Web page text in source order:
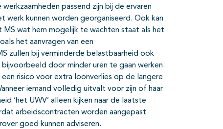
passend zijn bij de ervaren
werk kunnen worden georganiseerd. Ook kan
wat hem mogelijk te wachten staat als het
het aanvragen van een
zullen bij verminderde belastbaarheid ook
door minder uren te gaan werken.
risico voor extra loonverlies op de langere
iemand volledig uitvalt voor zijn of haar
‘het UWV’ alleen kijken naar de laatste
arbeidscontracten worden aangepast
goed kunnen adviseren.